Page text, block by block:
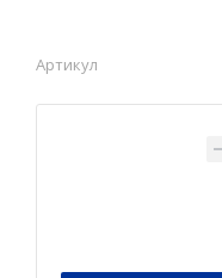
Артикул